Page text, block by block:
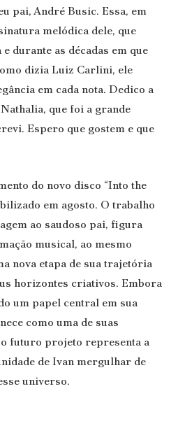
pai, André Busic. Essa, em
melódica dele, que
durante as décadas em que
dizia Luiz Carlini, ele
em cada nota. Dedico a
que foi a grande
Espero que gostem e que
do novo disco “Into the
em agosto. O trabalho
ao saudoso pai, figura
musical, ao mesmo
nova etapa de sua trajetória
horizontes criativos. Embora
um papel central em sua
como uma de suas
futuro projeto representa a
de Ivan mergulhar de
universo.